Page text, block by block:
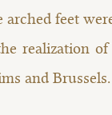
feet
realization of
and Brussels.